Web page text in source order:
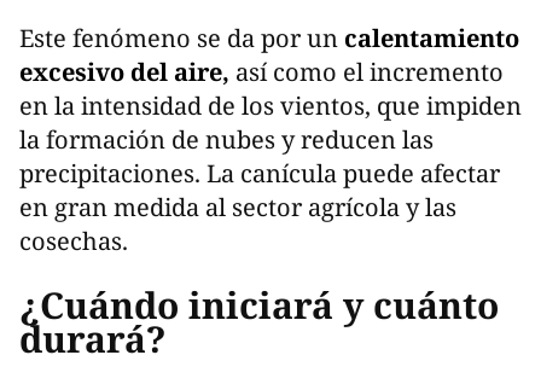
Este fenómeno se da por un calentamiento
excesivo del aire, así como el incremento
en la intensidad de los vientos, que impiden
la formación de nubes y reducen las
precipitaciones. La canícula puede afectar
en gran medida al sector agrícola y las
cosechas.
¿Cuándo iniciará y cuánto
durará?